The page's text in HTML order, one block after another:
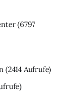
(6797
(2414 Aufrufe)